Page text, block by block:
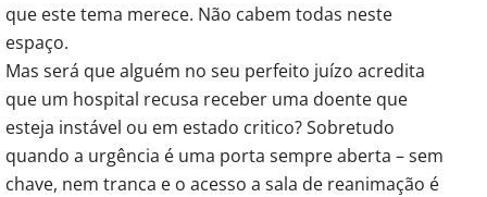
que este tema merece. Não cabem todas neste
espaço.
Mas será que alguém no seu perfeito juízo acredita
que um hospital recusa receber uma doente que
esteja instável ou em estado critico? Sobretudo
quando a urgência é uma porta sempre aberta – sem
chave, nem tranca e o acesso a sala de reanimação é